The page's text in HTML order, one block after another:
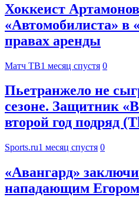
Хоккеист
«Автомобилиста» в
правах аренды
Матч ТВ1 месяц спустя 0
Пьетранжело не
сезоне. Защитник
второй год подряд
Sports.ru1 месяц спустя 0
«Авангард»
нападающим